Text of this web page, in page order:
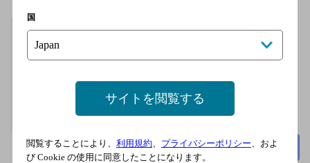
2,000円以上～3,000円未
満
50席
詳細を見る
国
サイトを閲覧する
閲覧することにより、 利用規約 プライバシーポリシー 、およ
び Cookie の使用に同意したことになります。